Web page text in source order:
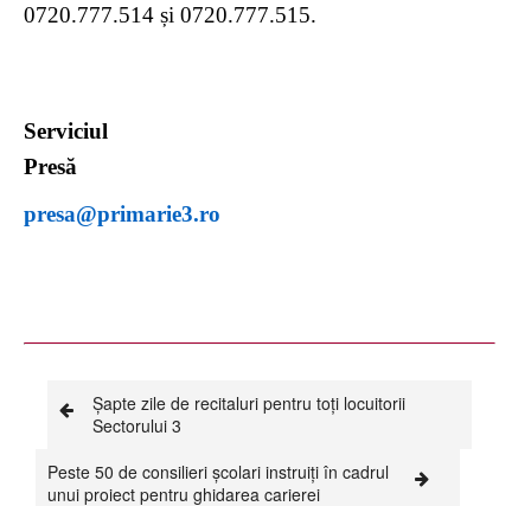
0720.777.514 și 0720.777.515.
Serviciul
presa@primarie3.ro
Șapte zile de recitaluri pentru toți locuitorii
Sectorului 3
Peste 50 de consilieri școlari instruiți în cadrul
unui proiect pentru ghidarea carierei